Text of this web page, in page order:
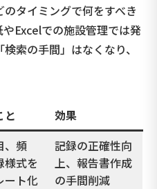
タイミングで何をすべき
Excelでの施設管理では発
索の手間」はなくなり、
と 効果
、頻
様式を
ート化
記録の正確性向
上、報告書作成
の手間削減